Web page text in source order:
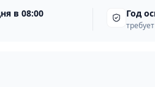
в 08:00 Год